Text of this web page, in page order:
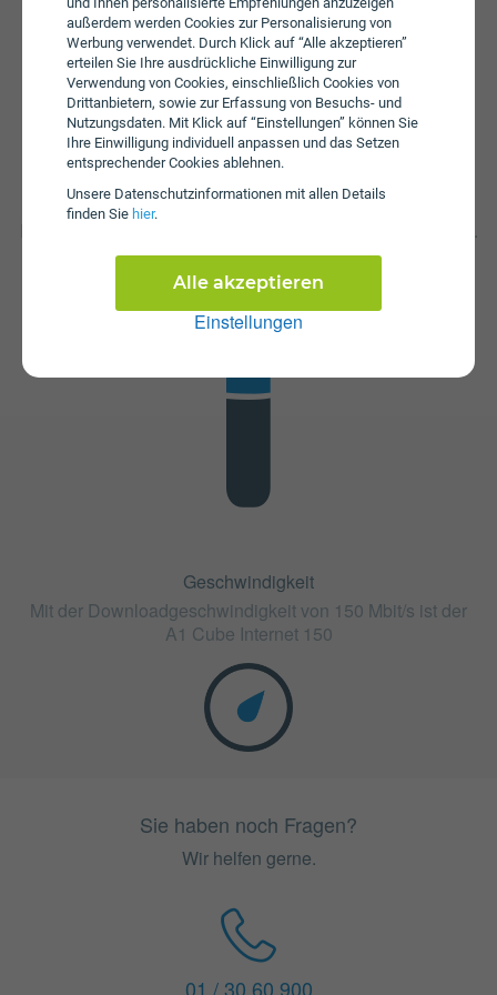
außerdem werden Cookies zur Personalisierung von
Werbung verwendet. Durch Klick auf “Alle akzeptieren”
erteilen Sie Ihre ausdrückliche Einwilligung zur
Verwendung von Cookies, einschließlich Cookies von
Drittanbietern, sowie zur Erfassung von Besuchs- und
Nutzungsdaten. Mit Klick auf “Einstellungen” können Sie
Ihre Einwilligung individuell anpassen und das Setzen
entsprechender Cookies ablehnen.
Unsere Daten­schutz­informationen mit allen Details
finden Sie hier.
Einstellungen
Alle akzeptieren
Es wird keine Servicepauschale erhoben.
Datenstick
Im Tarif A1 Cube Internet 150 ist kein Datenstick enthalten.
Die SIM-Karte kann in jedem gängigen Datenstick
betrieben werden, um Computer oder Laptop mit dem
Internet zu verbinden. Alternativ kann die SIM-Karte von
A1 auch in Tablets verwendet werden.
Geschwindigkeit
Mit der Downloadgeschwindigkeit von 150 Mbit/s ist der
A1 Cube Internet 150
Sie haben noch Fragen?
Wir helfen gerne.
01 / 30 60 900